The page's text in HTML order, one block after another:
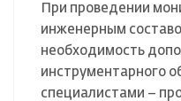
При проведении
инженерным
необходимость
инструментарного
специалистами –